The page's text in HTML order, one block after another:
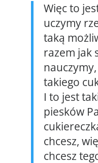
Więc to
uczymy
taką
razem jak
takiego
I to jest
piesków
chcesz,
chcesz